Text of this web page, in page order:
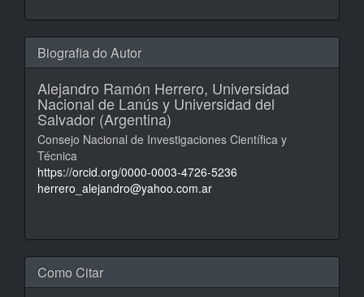
Biografia do Autor
Alejandro Ramón Herrero, Universidad
Nacional de Lanús y Universidad del
Salvador (Argentina)
Consejo Nacional de Investigaciones Científica y
Técnica
https://orcid.org/0000-0003-4726-5236
herrero_alejandro@yahoo.com.ar
Como Citar